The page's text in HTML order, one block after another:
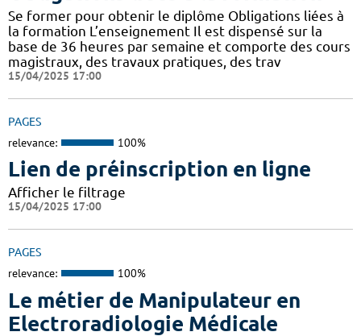
Se former pour obtenir le diplôme Obligations liées à
la formation L’enseignement Il est dispensé sur la
base de 36 heures par semaine et comporte des cours
magistraux, des travaux pratiques, des trav
15/04/2025 17:00
PAGES
relevance: 100%
Lien de préinscription en ligne
Afficher le filtrage
15/04/2025 17:00
PAGES
relevance: 100%
Le métier de Manipulateur en
Electroradiologie Médicale